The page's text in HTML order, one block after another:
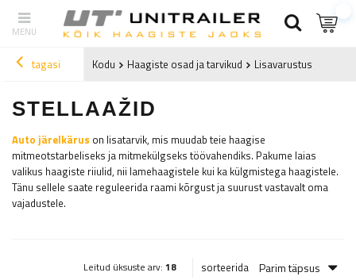
tagasi Kodu Haagiste osad ja tarvikud Lisavarustus
STELLAAŽID
Auto järelkärus on lisatarvik, mis muudab teie haagise
mitmeotstarbeliseks ja mitmekülgseks töövahendiks. Pakume laias
valikus haagiste riiulid, nii lamehaagistele kui ka külgmistega haagistele.
Tänu sellele saate reguleerida raami kõrgust ja suurust vastavalt oma
vajadustele.
Leitud üksuste arv: 18 sorteerida Parim täpsus